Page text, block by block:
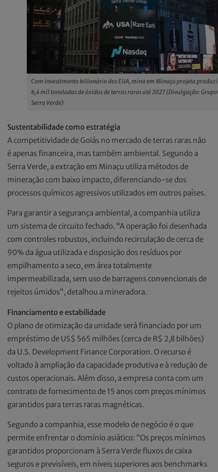
Com investimento bilionário dos EUA, mina em Minaçu projeta
6,4 mil toneladas de óxidos de terras raras até 2027 (Divulgação: Grupo
Serra Verde)
Sustentabilidade como estratégia
A competitividade de Goiás no mercado de terras raras não
é apenas financeira, mas também ambiental. Segundo a
Serra Verde, a extração em Minaçu utiliza métodos de
mineração com baixo impacto, diferenciando-se dos
processos químicos agressivos utilizados em outros países.
Para garantir a segurança ambiental, a companhia utiliza
um sistema de circuito fechado. “A operação foi desenhada
com controles robustos, incluindo recirculação de cerca de
90% da água utilizada e disposição dos resíduos por
empilhamento a seco, em área totalmente
impermeabilizada, sem uso de barragens convencionais de
rejeitos úmidos”, detalhou a mineradora.
Financiamento e estabilidade
O plano de otimização da unidade será financiado por um
empréstimo de US$ 565 milhões (cerca de R$ 2,8 bilhões)
da U.S. Development Finance Corporation. O recurso é
voltado à ampliação da capacidade produtiva e à redução de
custos operacionais. Além disso, a empresa conta com um
contrato de fornecimento de 15 anos com preços mínimos
garantidos para terras raras magnéticas.
Segundo a companhia, esse modelo de negócio é o que
permite enfrentar o domínio asiático: “Os preços mínimos
garantidos proporcionam à Serra Verde fluxos de caixa
seguros e previsíveis, em níveis superiores aos benchmarks